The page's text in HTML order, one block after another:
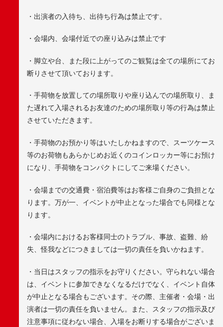
・出演者の入待ち、出待ち行為は禁止です。
・会場内、会場付近での座り込みは禁止です
・脚立や台、また段に上がってのご観覧は全ての場所にてお
断りさせて頂いております。
・手荷物を放置しての場所取りや座り込んでの場所取り、ま
た遅れて入場されるお友達のための場所取り等の行為は禁止
させていただきます。
・手荷物のお預かり等はいたしかねますので、スーツケース
等のお荷物もあらかじめお近くのコインロッカー等にお預け
になり、手荷物をコンパクトにしてご来場ください。
・会場までの交通費・宿泊費等はお客様ご自身のご負担とな
ります。万が一、イベントが中止となった場合でも同様とな
ります。
・会場内におけるお客様同士のトラブル、事故、盗難、紛
失、怪我などにつきましては一切の責任を負いかねます。
・当日はスタッフの指示をお守りください。守られない場合
は、イベントに参加できなくなるだけでなく、イベント自体
が中止となる場合もございます。その際、主催者・会場・出
演者は一切の責任を負いません。また、スタッフの指示及び
注意事項に従わない場合、入場をお断りする場合がございま